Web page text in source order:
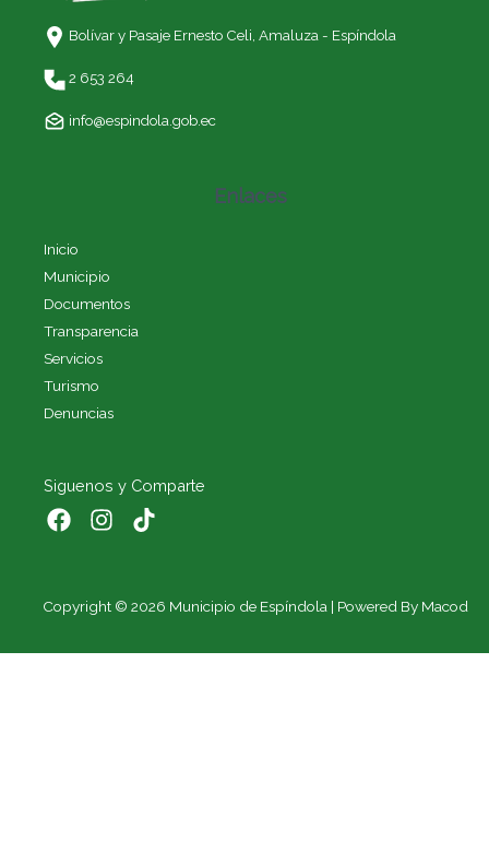
Bolívar y Pasaje Ernesto Celi, Amaluza - Espíndola
2 653 264
info@espindola.gob.ec
Enlaces
Inicio
Municipio
Documentos
Transparencia
Servicios
Turismo
Denuncias
Siguenos y Comparte
Copyright © 2026 Municipio de Espíndola | Powered By Macod